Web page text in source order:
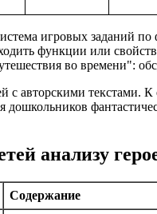
игровых заданий
функции или
во времени":
с авторскими
дошкольников
анализу
Содержание